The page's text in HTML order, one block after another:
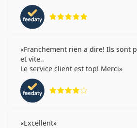
Franchement rien a dire! Ils sont
et vite..
Le service client est top! Merci
Excellent